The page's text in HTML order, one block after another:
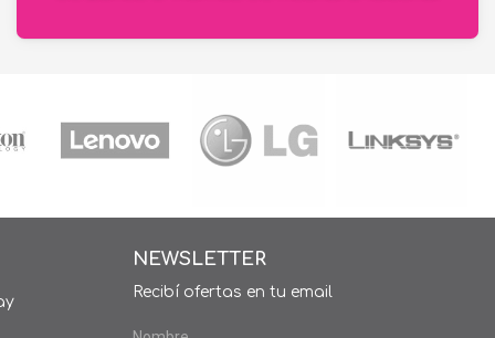
NEWSLETTER
Recibí ofertas en tu email